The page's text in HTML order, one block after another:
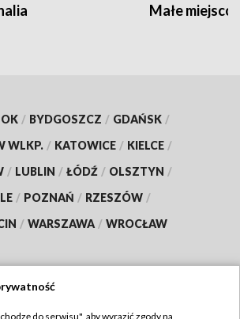
Małe
/ BYDGOSZCZ / GDAŃSK /
WLKP. / KATOWICE / KIELCE /
/ LUBLIN / ŁÓDŹ / OLSZTYN /
/ POZNAŃ / RZESZÓW /
/ WARSZAWA / WROCŁAW
do serwisu", aby wyrazić zgody na